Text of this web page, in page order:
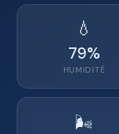
💧
79%
HUMIDITÉ
🌬️